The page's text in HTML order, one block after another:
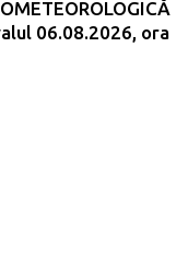
06.08.2026, ora